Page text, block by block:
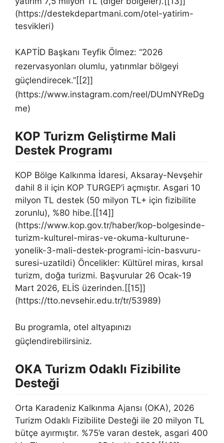
(https://destekdepartmani.com/otel-yatirim-
tesvikleri)
KAPTİD Başkanı Teyfik Ölmez: “2026
rezervasyonları olumlu, yatırımlar bölgeyi
güçlendirecek.”[[2]]
(https://www.instagram.com/reel/DUmNYReDg
me)
KOP Turizm Geliştirme Mali
Destek Programı
KOP Bölge Kalkınma İdaresi, Aksaray-Nevşehir
dahil 8 il için KOP TURGEP’i açmıştır. Asgari 10
milyon TL destek (50 milyon TL+ için fizibilite
zorunlu), %80 hibe.[[14]]
(https://www.kop.gov.tr/haber/kop-bolgesinde-
turizm-kulturel-miras-ve-okuma-kulturune-
yonelik-3-mali-destek-programi-icin-basvuru-
suresi-uzatildi) Öncelikler: Kültürel miras, kırsal
turizm, doğa turizmi. Başvurular 26 Ocak-19
Mart 2026, ELİS üzerinden.[[15]]
(https://tto.nevsehir.edu.tr/tr/53989)
Bu programla, otel altyapınızı
güçlendirebilirsiniz.
OKA Turizm Odaklı Fizibilite
Desteği
Orta Karadeniz Kalkınma Ajansı (OKA), 2026
Turizm Odaklı Fizibilite Desteği ile 20 milyon TL
bütçe ayırmıştır. %75’e varan destek, asgari 400